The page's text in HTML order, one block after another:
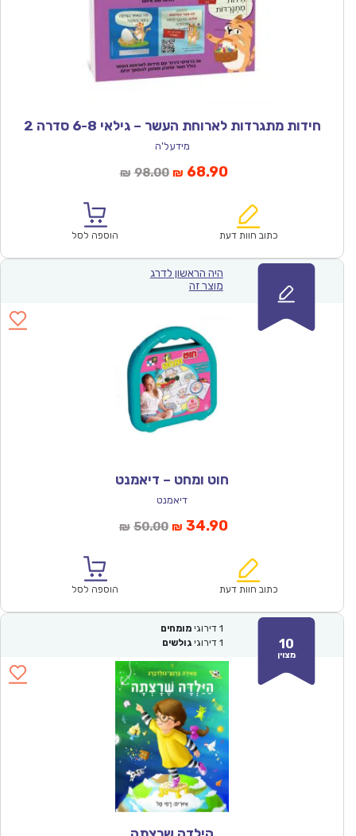
חידות מתגרדות לארוחת העשר – גילאי 6-8 סדרה 2
מידעל'ה
₪ 98.00המחיר
₪98.00.
₪ 68.90המחיר
הוא:
כתוב חוות דעת הוספה לסל
היה הראשון לדרג
מוצר זה
חוט ומחט – דיאמנט
דיאמנט
₪ 50.00המחיר
₪50.00.
₪ 34.90המחיר
הוא:
כתוב חוות דעת הוספה לסל
10
מצוין
1 דירוגי מומחים
1 דירוגי גולשים